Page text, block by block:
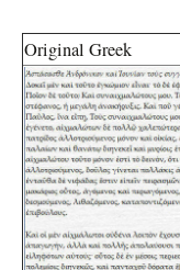
Original Greek